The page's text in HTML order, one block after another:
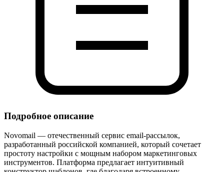
Подробное описание
Novomail — отечественный сервис email‑рассылок,
разработанный российской компанией, который сочетает
простоту настройки с мощным набором маркетинговых
инструментов. Платформа предлагает интуитивный